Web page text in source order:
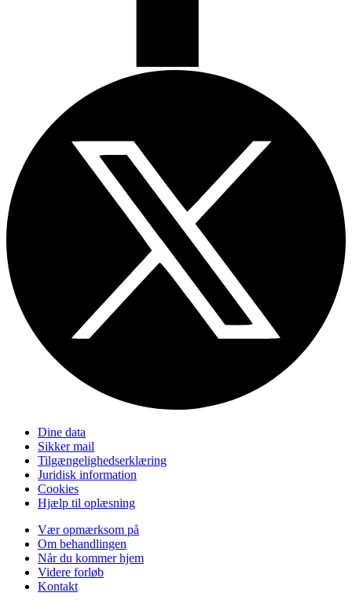
Dine data
Sikker mail
Tilgængelighedserklæring
Juridisk information
Cookies
Hjælp til oplæsning
Vær opmærksom på
Om behandlingen
Når du kommer hjem
Videre forløb
Kontakt